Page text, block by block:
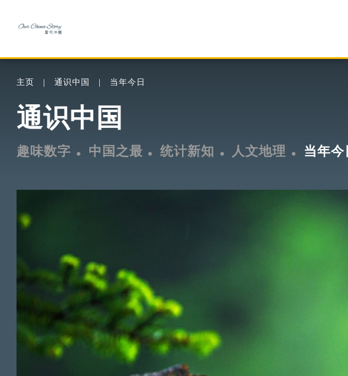
主页 通识中国 当年今日
通识中国
趣味数字 中国之最 统计新知 人文地理 当年今